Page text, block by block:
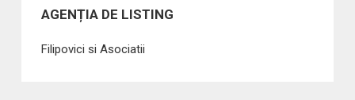
AGENȚIA DE LISTING
Filipovici si Asociatii